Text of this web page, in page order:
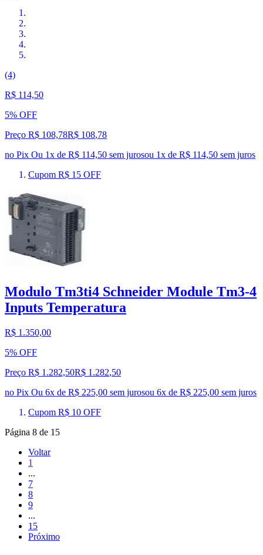
(4)
R$ 114,50
5% OFF
Preço R$ 108,78R$ 108,78
no Pix Ou 1x de R$ 114,50 sem jurosou 1x de R$ 114,50 sem juros
Cupom R$ 15 OFF
Modulo Tm3ti4 Schneider Module Tm3-4
Inputs Temperatura
R$ 1.350,00
5% OFF
Preço R$ 1.282,50R$ 1.282,50
no Pix Ou 6x de R$ 225,00 sem jurosou 6x de R$ 225,00 sem juros
Cupom R$ 10 OFF
Página 8 de 15
Voltar
1
...
7
8
9
...
15
Próximo